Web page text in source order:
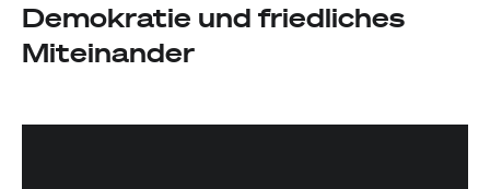
Demokratie und friedliches
Miteinander